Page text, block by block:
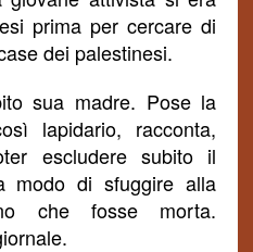
prima per cercare di
dei palestinesi.
sua madre. Pose la
lapidario, racconta,
escludere subito il
modo di sfuggire alla
che fosse morta.